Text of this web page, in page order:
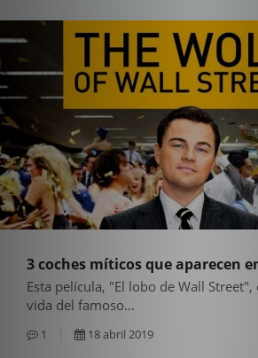
3 coches míticos que aparecen
Esta película, "El lobo de Wall Street",
vida del famoso...
1 18 abril 2019